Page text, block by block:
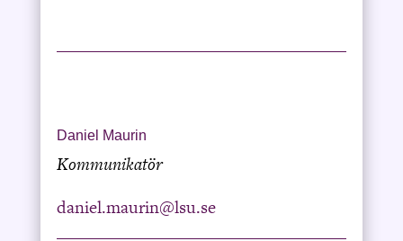
Daniel Maurin
Kommunikatör
daniel.maurin@lsu.se